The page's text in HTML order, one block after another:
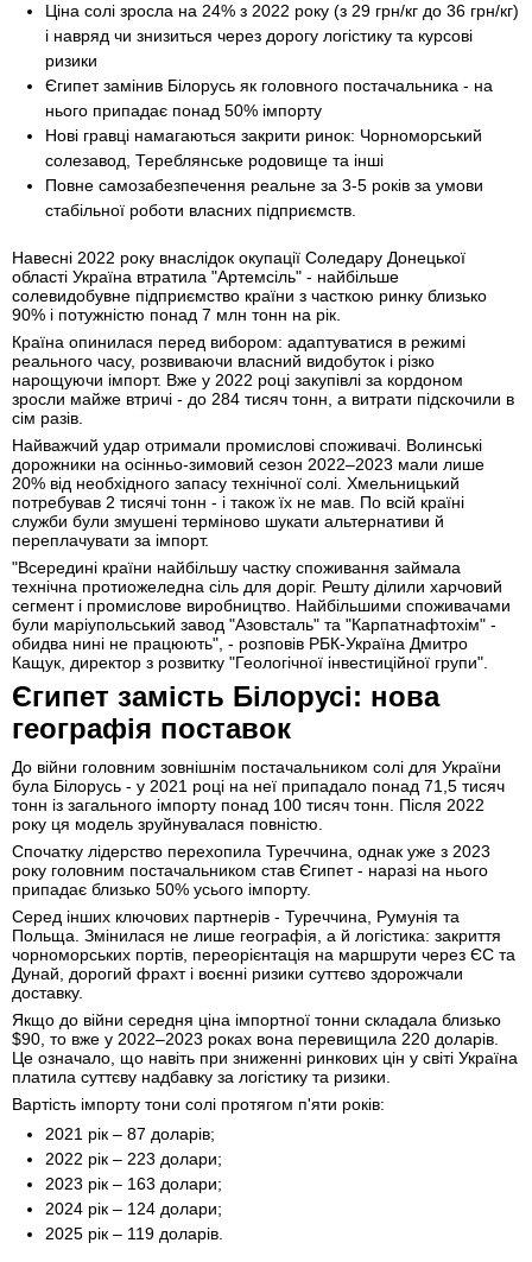
Ціна солі зросла на 24% з 2022 року (з 29 грн/кг до 36 грн/кг)
і навряд чи знизиться через дорогу логістику та курсові
ризики
Єгипет замінив Білорусь як головного постачальника - на
нього припадає понад 50% імпорту
Нові гравці намагаються закрити ринок: Чорноморський
солезавод, Тереблянське родовище та інші
Повне самозабезпечення реальне за 3-5 років за умови
стабільної роботи власних підприємств.
Навесні 2022 року внаслідок окупації Соледару Донецької
області Україна втратила "Артемсіль" - найбільше
солевидобувне підприємство країни з часткою ринку близько
90% і потужністю понад 7 млн тонн на рік.
Країна опинилася перед вибором: адаптуватися в режимі
реального часу, розвиваючи власний видобуток і різко
нарощуючи імпорт. Вже у 2022 році закупівлі за кордоном
зросли майже втричі - до 284 тисяч тонн, а витрати підскочили в
сім разів.
Найважчий удар отримали промислові споживачі. Волинські
дорожники на осінньо-зимовий сезон 2022–2023 мали лише
20% від необхідного запасу технічної солі. Хмельницький
потребував 2 тисячі тонн - і також їх не мав. По всій країні
служби були змушені терміново шукати альтернативи й
переплачувати за імпорт.
"Всередині країни найбільшу частку споживання займала
технічна протиожеледна сіль для доріг. Решту ділили харчовий
сегмент і промислове виробництво. Найбільшими споживачами
були маріупольський завод "Азовсталь" та "Карпатнафтохім" -
обидва нині не працюють", - розповів РБК-Україна Дмитро
Кащук, директор з розвитку "Геологічної інвестиційної групи".
Єгипет замість Білорусі: нова
географія поставок
До війни головним зовнішнім постачальником солі для України
була Білорусь - у 2021 році на неї припадало понад 71,5 тисяч
тонн із загального імпорту понад 100 тисяч тонн. Після 2022
року ця модель зруйнувалася повністю.
Спочатку лідерство перехопила Туреччина, однак уже з 2023
року головним постачальником став Єгипет - наразі на нього
припадає близько 50% усього імпорту.
Серед інших ключових партнерів - Туреччина, Румунія та
Польща. Змінилася не лише географія, а й логістика: закриття
чорноморських портів, переорієнтація на маршрути через ЄС та
Дунай, дорогий фрахт і воєнні ризики суттєво здорожчали
доставку.
Якщо до війни середня ціна імпортної тонни складала близько
$90, то вже у 2022–2023 роках вона перевищила 220 доларів.
Це означало, що навіть при зниженні ринкових цін у світі Україна
платила суттєву надбавку за логістику та ризики.
Вартість імпорту тони солі протягом п'яти років:
2021 рік – 87 доларів;
2022 рік – 223 долари;
2023 рік – 163 долари;
2024 рік – 124 долари;
2025 рік – 119 доларів.